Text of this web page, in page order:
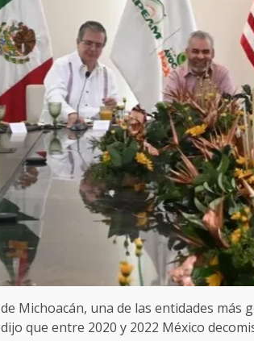
Michoacán, una de las entidades más
dijo que entre 2020 y 2022 México